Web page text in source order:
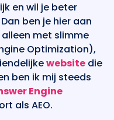
en wil je beter
ben je hier aan
met slimme
Optimization),
website die
ben ik mij steeds
Engine
als AEO.